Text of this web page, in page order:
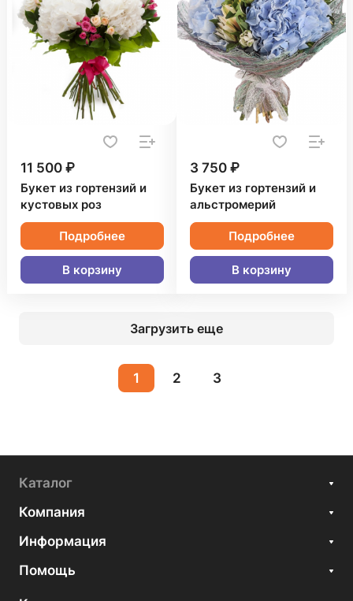
11 500 ₽
Букет из гортензий и
кустовых роз
Подробнее
В корзину
3 750 ₽
Букет из гортензий и
альстромерий
Подробнее
В корзину
Загрузить еще
1 2 3
Каталог
Компания
Информация
Помощь